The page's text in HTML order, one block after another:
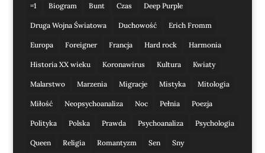
=1 Biogram Bunt Czas Deep Purple
Druga Wojna Światowa Duchowość Erich Fromm
Europa Foreigner Francja Hard rock Harmonia
Historia XX wieku Koronawirus Kultura Kwiaty
Malarstwo Marzenia Migracje Mistyka Mitologia
Miłość Neopsychoanaliza Noc Pełnia Poezja
Polityka Polska Prawda Psychoanaliza Psychologia
Queen Religia Romantyzm Sen Sny